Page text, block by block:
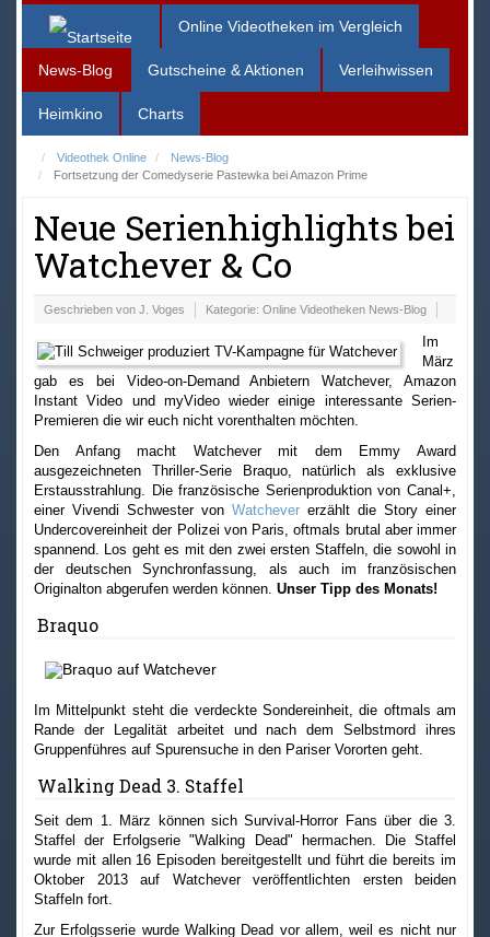
Online Videotheken im Vergleich
News-Blog Gutscheine & Aktionen Verleihwissen
Heimkino Charts
Videothek Online
News-Blog
Fortsetzung der Comedyserie Pastewka bei Amazon Prime
Neue Serienhighlights bei
Watchever & Co
Geschrieben von J. Voges Kategorie: Online Videotheken News-Blog
Im
März
gab es bei Video-on-Demand Anbietern Watchever, Amazon
Instant Video und myVideo wieder einige interessante Serien-
Premieren die wir euch nicht vorenthalten möchten.
Den Anfang macht Watchever mit dem Emmy Award
ausgezeichneten Thriller-Serie Braquo, natürlich als exklusive
Erstausstrahlung. Die französische Serienproduktion von Canal+,
einer Vivendi Schwester von Watchever erzählt die Story einer
Undercovereinheit der Polizei von Paris, oftmals brutal aber immer
spannend. Los geht es mit den zwei ersten Staffeln, die sowohl in
der deutschen Synchronfassung, als auch im französischen
Originalton abgerufen werden können. Unser Tipp des Monats!
Braquo
Im Mittelpunkt steht die verdeckte Sondereinheit, die oftmals am
Rande der Legalität arbeitet und nach dem Selbstmord ihres
Gruppenführes auf Spurensuche in den Pariser Vororten geht.
Walking Dead 3. Staffel
Seit dem 1. März können sich Survival-Horror Fans über die 3.
Staffel der Erfolgserie "Walking Dead" hermachen. Die Staffel
wurde mit allen 16 Episoden bereitgestellt und führt die bereits im
Oktober 2013 auf Watchever veröffentlichten ersten beiden
Staffeln fort.
Zur Erfolgsserie wurde Walking Dead vor allem, weil es nicht nur